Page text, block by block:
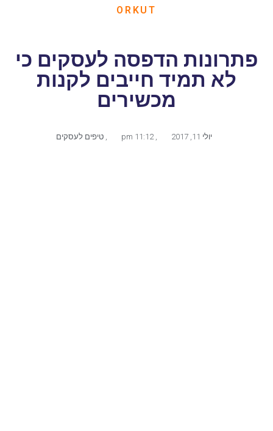
ORKUT
פתרונות הדפסה לעסקים כי
לא תמיד חייבים לקנות
מכשירים
יולי 11, 2017 טיפים לעסקים